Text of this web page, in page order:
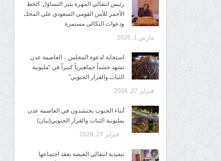
رئيس انتقالي المهرة يثير التساؤل: الخط
الأحمر للأمن القومي السعودي على المحك
ودعوات الثكالى مستمرة
مارس 1, 2026
استجابة لدعوة المجلس .. العاصمة عدن
تشهد حشداً جماهيرياً كبيراً في “مليونية
الثبات والقرار الجنوبي”
فبراير 27, 2026
أبناء الجنوب يحتشدون في العاصمة عدن
بمليونية الثبات والقرار الجنوبي(بيان)
فبراير 27, 2026
تنفيذية انتقالي الغيضة تعقد اجتماعها